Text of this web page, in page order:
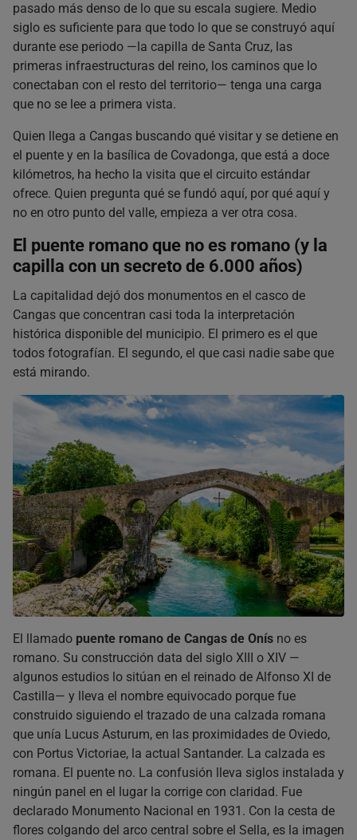
pasado más denso de lo que su escala sugiere. Medio
siglo es suficiente para que todo lo que se construyó aquí
durante ese periodo —la capilla de Santa Cruz, las
primeras infraestructuras del reino, los caminos que lo
conectaban con el resto del territorio— tenga una carga
que no se lee a primera vista.
Quien llega a Cangas buscando qué visitar y se detiene en
el puente y en la basílica de Covadonga, que está a doce
kilómetros, ha hecho la visita que el circuito estándar
ofrece. Quien pregunta qué se fundó aquí, por qué aquí y
no en otro punto del valle, empieza a ver otra cosa.
El puente romano que no es romano (y la
capilla con un secreto de 6.000 años)
La capitalidad dejó dos monumentos en el casco de
Cangas que concentran casi toda la interpretación
histórica disponible del municipio. El primero es el que
todos fotografían. El segundo, el que casi nadie sabe que
está mirando.
El llamado puente romano de Cangas de Onís no es
romano. Su construcción data del siglo XIII o XIV —
algunos estudios lo sitúan en el reinado de Alfonso XI de
Castilla— y lleva el nombre equivocado porque fue
construido siguiendo el trazado de una calzada romana
que unía Lucus Asturum, en las proximidades de Oviedo,
con Portus Victoriae, la actual Santander. La calzada es
romana. El puente no. La confusión lleva siglos instalada y
ningún panel en el lugar la corrige con claridad. Fue
declarado Monumento Nacional en 1931. Con la cesta de
flores colgando del arco central sobre el Sella, es la imagen